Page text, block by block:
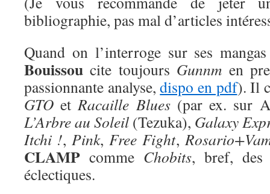
bibliographie, pas mal d’articles
Quand on l’interroge sur ses
Bouissou cite toujours Gunnm en
passionnante analyse,dispo en pdf). Il
GTO etRacaille Blues(par ex. sur
L’Arbre au Soleil (Tezuka), Galaxy
Itchi !,Pink,Free Fight,
CLAMP comme Chobits, bref, des
éclectiques.